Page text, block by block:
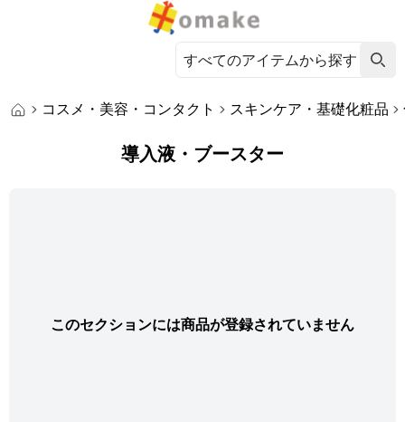
コスメ・美容・コンタクト スキンケア・基礎化粧品
導入液・ブースター
このセクションには商品が登録されていません